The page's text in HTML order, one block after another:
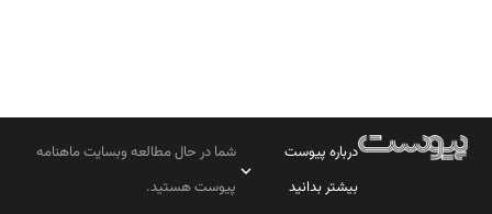
درباره پیوست
بیشتر بدانید
شما در حال مطالعه وبسایت ماهنامه
پیوست هستید.